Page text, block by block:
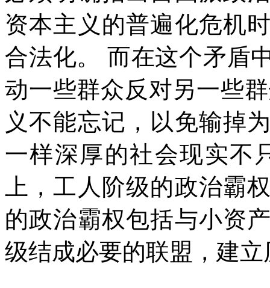
资本主义的普遍化危机
合法化。
而在这个矛盾
动一些群众反对另一些
义不能忘记，以免输掉
一样深厚的社会现实不
上，工人阶级的政治霸
的政治霸权包括与小资
级结成必要的联盟，建